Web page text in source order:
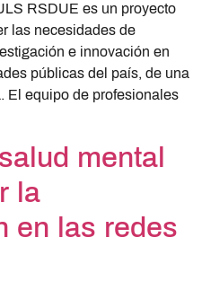
RSDUE es un proyecto
las necesidades de
e innovación en
públicas del país, de una
El equipo de profesionales
mental
la
en las redes